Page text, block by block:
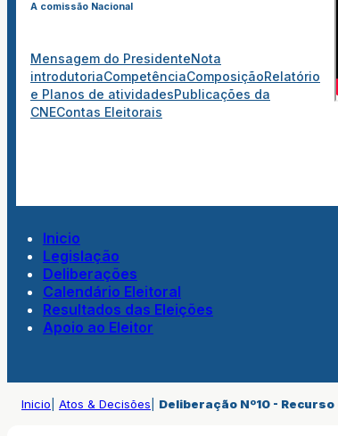
A comissão Nacional
Mensagem do PresidenteNota
introdutoriaCompetênciaComposiçãoRelatório
e Planos de atividadesPublicações da
CNEContas Eleitorais
Inicio
Legislação
Deliberações
Calendário Eleitoral
Resultados das Eleições
Apoio ao Eleitor
Inicio Atos & Decisões Deliberação Nº10 -